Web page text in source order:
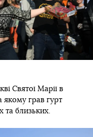
Святої Марії в
якому грав гурт
та близьких.